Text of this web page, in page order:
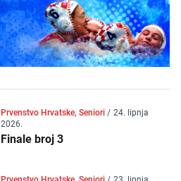
Prvenstvo Hrvatske, Seniori/ 24. lipnja
2026.
Finale broj 3